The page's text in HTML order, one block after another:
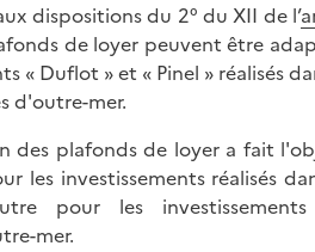
dispositions du 2° du XII de l’
de loyer peuvent être
« Duflot » et « Pinel » réalisés
d'outre-mer.
des plafonds de loyer a fait
les investissements réalisés
pour les
mer.